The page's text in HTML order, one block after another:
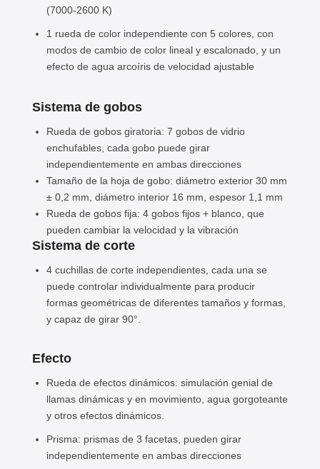
(7000-2600 K)
1 rueda de color independiente con 5 colores, con
modos de cambio de color lineal y escalonado, y un
efecto de agua arcoíris de velocidad ajustable
Sistema de gobos
Rueda de gobos giratoria: 7 gobos de vidrio
enchufables, cada gobo puede girar
independientemente en ambas direcciones
Tamaño de la hoja de gobo: diámetro exterior 30 mm
± 0,2 mm, diámetro interior 16 mm, espesor 1,1 mm
Rueda de gobos fija: 4 gobos fijos + blanco, que
pueden cambiar la velocidad y la vibración
Sistema de corte
4 cuchillas de corte independientes, cada una se
puede controlar individualmente para producir
formas geométricas de diferentes tamaños y formas,
y capaz de girar 90°.
Efecto
Rueda de efectos dinámicos: simulación genial de
llamas dinámicas y en movimiento, agua gorgoteante
y otros efectos dinámicos.
Prisma: prismas de 3 facetas, pueden girar
independientemente en ambas direcciones